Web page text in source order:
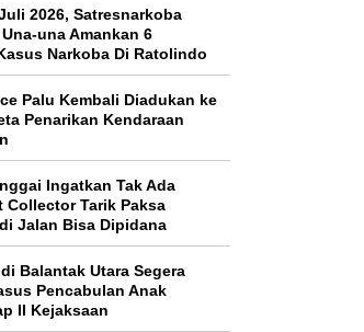
2026, Satresnarkoba
una Amankan 6
Narkoba Di Ratolindo
Palu Kembali Diadukan ke
Penarikan Kendaraan
Ingatkan Tak Ada
Collector Tarik Paksa
Jalan Bisa Dipidana
Balantak Utara Segera
Pencabulan Anak
II Kejaksaan